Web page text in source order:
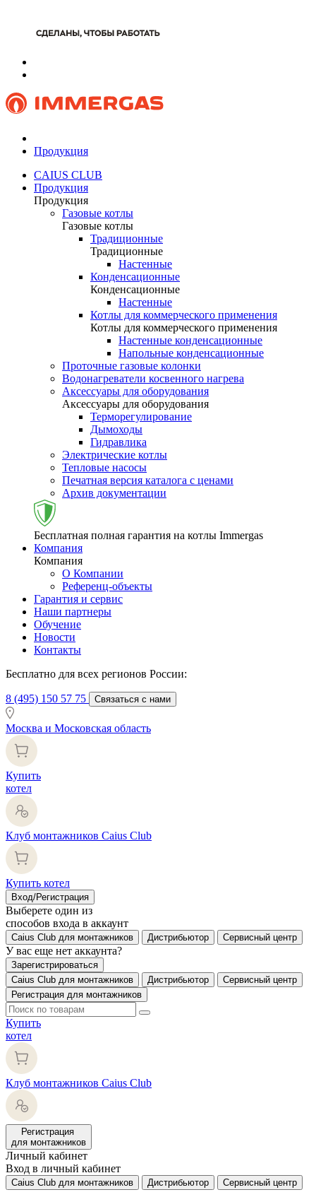
Продукция
CAIUS CLUB
Продукция
Продукция
Газовые котлы
Газовые котлы
Традиционные
Традиционные
Настенные
Конденсационные
Конденсационные
Настенные
Котлы для коммерческого применения
Котлы для коммерческого применения
Настенные конденсационные
Напольные конденсационные
Проточные газовые колонки
Водонагреватели косвенного нагрева
Аксессуары для оборудования
Аксессуары для оборудования
Терморегулирование
Дымоходы
Гидравлика
Электрические котлы
Тепловые насосы
Печатная версия каталога с ценами
Архив документации
Бесплатная полная гарантия на котлы Immergas
Компания
Компания
О Компании
Референц-объекты
Гарантия и сервис
Наши партнеры
Обучение
Новости
Контакты
Бесплатно для всех регионов России:
8 (495) 150 57 75 Связаться с нами
Москва и Московская область
Купить
котел
Клуб монтажников Caius Club
Купить котел
Вход/Регистрация
Выберете один из
способов входа в аккаунт
Caius Club для монтажников Дистрибьютор Сервисный центр
У вас еще нет аккаунта?
Зарегистрироваться
Caius Club для монтажников
Дистрибьютор
Сервисный центр
Регистрация для монтажников
Купить
котел
Клуб монтажников Caius Club
Регистрация
для монтажников
Личный кабинет
Вход в личный кабинет
Caius Club для монтажников Дистрибьютор Сервисный центр